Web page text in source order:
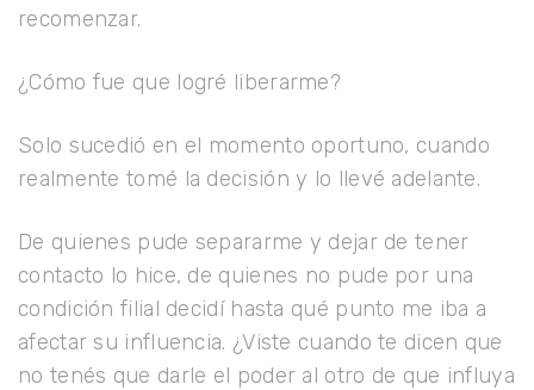
recomenzar.
¿Cómo fue que logré liberarme?
Solo sucedió en el momento oportuno, cuando
realmente tomé la decisión y lo llevé adelante.
De quienes pude separarme y dejar de tener
contacto lo hice, de quienes no pude por una
condición filial decidí hasta qué punto me iba a
afectar su influencia. ¿Viste cuando te dicen que
no tenés que darle el poder al otro de que influya